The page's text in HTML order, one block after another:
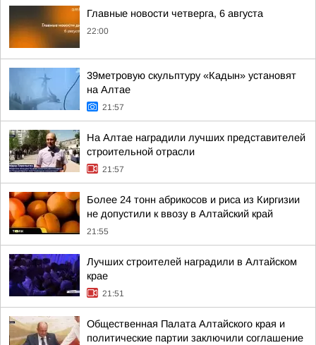
Главные новости четверга, 6 августа
22:00
39метровую скульптуру «Кадын» установят
на Алтае
21:57
На Алтае наградили лучших представителей
строительной отрасли
21:57
Более 24 тонн абрикосов и риса из Киргизии
не допустили к ввозу в Алтайский край
21:55
Лучших строителей наградили в Алтайском
крае
21:51
Общественная Палата Алтайского края и
политические партии заключили соглашение